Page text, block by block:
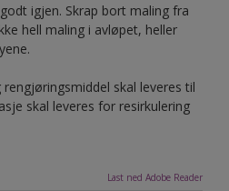
igjen. Skrap bort maling fra
hell maling i avløpet, heller
skal leveres til
skal leveres for resirkulering
Last ned Adobe Reader